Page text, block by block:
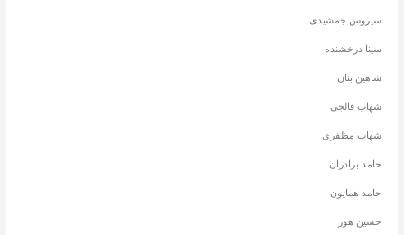
سیروس جمشیدی
سینا درخشنده
شاهین بنان
شهاب فالجی
شهاب مظفری
حامد برادران
حامد همایون
حسین هور